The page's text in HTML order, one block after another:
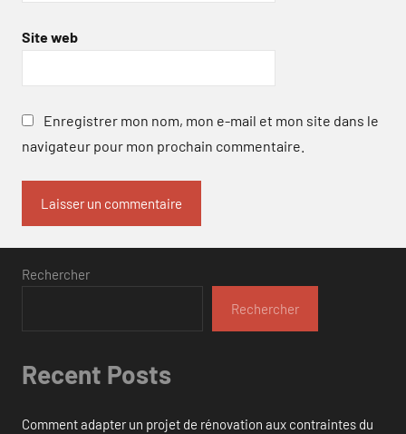
Site web
Enregistrer mon nom, mon e-mail et mon site dans le
navigateur pour mon prochain commentaire.
Rechercher
Rechercher
Recent Posts
Comment adapter un projet de rénovation aux contraintes du